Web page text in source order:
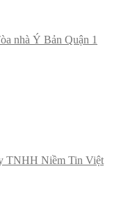
nhà Ý Bản Quận 1
TNHH Niềm Tin Việt